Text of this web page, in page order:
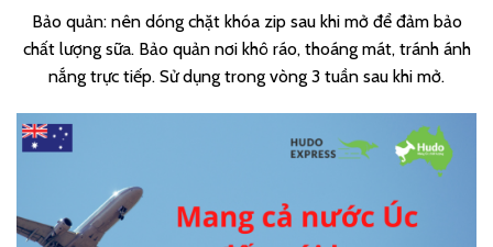
Bảo quản: nên dóng chặt khóa zip sau khi mở để đảm bảo
chất lượng sữa. Bảo quản nơi khô ráo, thoáng mát, tránh ánh
nắng trực tiếp. Sử dụng trong vòng 3 tuần sau khi mở.